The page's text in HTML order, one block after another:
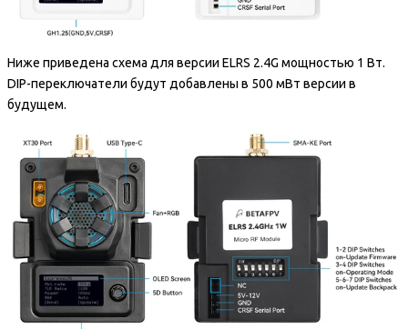
Ниже приведена схема для версии ELRS 2.4G мощностью 1 Вт.
DIP-переключатели будут добавлены в 500 мВт версии в
будущем.